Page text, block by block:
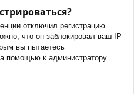
отключил регистрацию
что он заблокировал ваш IP-
вы пытаетесь
помощью к администратору